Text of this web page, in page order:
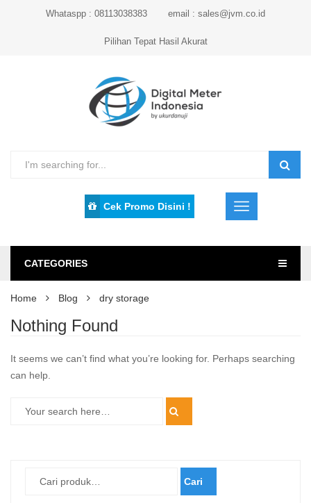
Whataspp : 08113038383 email : sales@jvm.co.id
Pilihan Tepat Hasil Akurat
Cek Promo Disini !
CATEGORIES
Home Blog dry storage
Nothing Found
It seems we can’t find what you’re looking for. Perhaps searching
can help.
Cari